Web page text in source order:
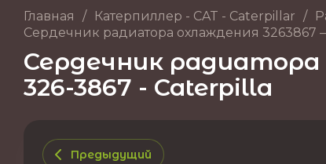
Главная / Катерпиллер - CAT - Caterpillar /
Сердечник радиатора охлаждения 3263867
Сердечник радиатора
326-3867 - Caterpilla
Предыдущий